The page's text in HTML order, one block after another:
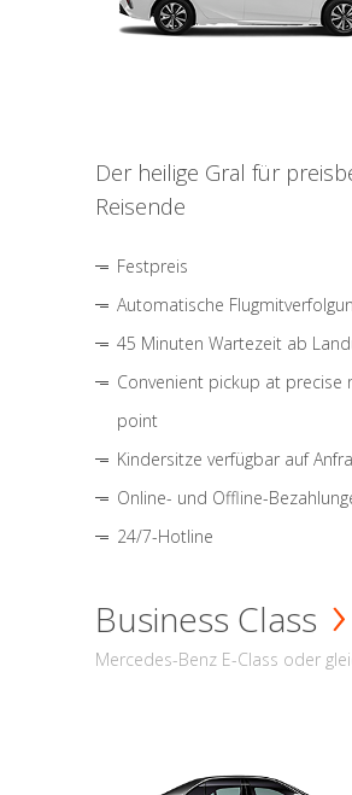
Der heilige Gral für
Reisende
Festpreis
Automatische
45 Minuten Wartezeit ab
Convenient pickup at precise
point
Kindersitze verfügbar auf
Online- und Offline-
24/7-Hotline
Business Class
Mercedes-Benz E-Class oder